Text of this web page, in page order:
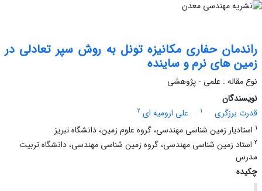
راندمان حفاری مکانیزه تونل به روش سپر تعادلی در
زمین های نرم و ساینده
نوع مقاله : علمی - پژوهشی
نویسندگان
قدرت برزگری
1 علی ارومیه ای 2
1 استادیار زمین شناسی مهندسی، گروه علوم زمین، دانشگاه تبریز
2 استاد زمین شناسی مهندسی، گروه زمین شناسی مهندسی، دانشگاه تربیت
مدرس
چکیده